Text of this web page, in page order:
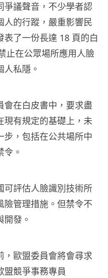
爭議聲音，不少學者認
人的行蹤，嚴重影響民
了一份長達 18 頁的白
止在公眾場所應用人臉
私隱。
會在白皮書中，要求盡
現有規定的基礎上，未
步，包括在公共場所中
。
可評估人臉識別技術所
險管理措施。但禁令不
發。
，歐盟委員會將會尋求
盟競爭事務專員